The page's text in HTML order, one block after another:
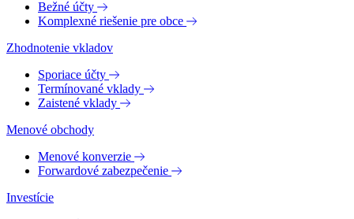
Bežné účty
Komplexné riešenie pre obce
Zhodnotenie vkladov
Sporiace účty
Termínované vklady
Zaistené vklady
Menové obchody
Menové konverzie
Forwardové zabezpečenie
Investície